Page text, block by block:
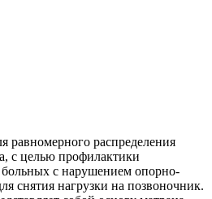
равномерного распределения
с целью профилактики
с нарушением опорно-
снятия нагрузки на позвоночник.